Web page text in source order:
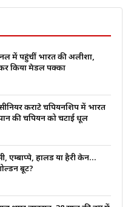
में पहुंचीं भारत की अलीशा,
किया मेडल पक्का
कराटे चैंपियनशिप में भारत
की चैंपियन को चटाई धूल
एम्बाप्पे, हालैंड या हैरी केन…
बूट?